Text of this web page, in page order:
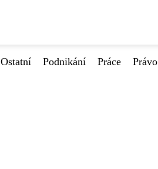
Ostatní Podnikání Práce Právo